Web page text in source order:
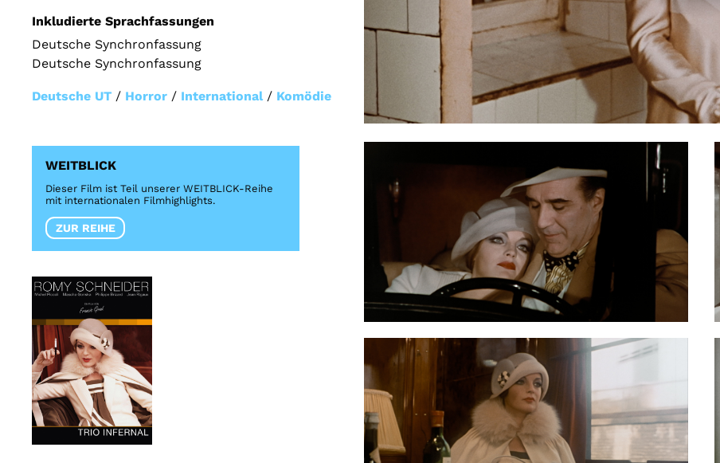
Inkludierte Sprachfassungen
Deutsche Synchronfassung
Deutsche Synchronfassung
Deutsche UT / Horror / International / Komödie
WEITBLICK
Dieser Film ist Teil unserer WEITBLICK-Reihe
mit internationalen Filmhighlights.
ZUR REIHE